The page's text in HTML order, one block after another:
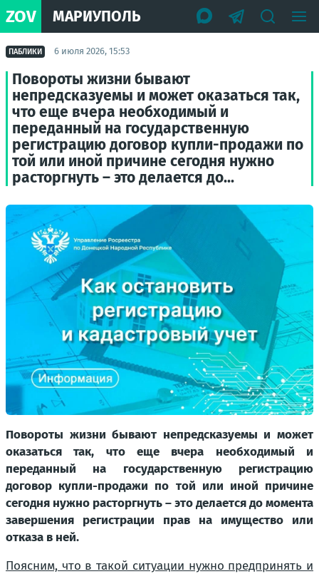
ZOV МАРИУПОЛЬ
ПАБЛИКИ 6 июля 2026, 15:53
Повороты жизни бывают
непредсказуемы и может оказаться так,
что еще вчера необходимый и
переданный на государственную
регистрацию договор купли-продажи по
той или иной причине сегодня нужно
расторгнуть – это делается до...
Повороты жизни бывают непредсказуемы и может
оказаться так, что еще вчера необходимый и
переданный на государственную регистрацию
договор купли-продажи по той или иной причине
сегодня нужно расторгнуть – это делается до момента
завершения регистрации прав на имущество или
отказа в ней.
Поясним, что в такой ситуации нужно предпринять и